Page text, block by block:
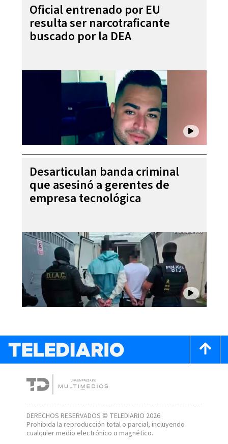
Oficial entrenado por EU
resulta ser narcotraficante
buscado por la DEA
Desarticulan banda criminal
que asesinó a gerentes de
empresa tecnológica
DERECHOS RESERVADOS © TELEDIARIO 2026
Prohibida la reproducción total o parcial, incluyendo
cualquier medio electrónico o magnético.